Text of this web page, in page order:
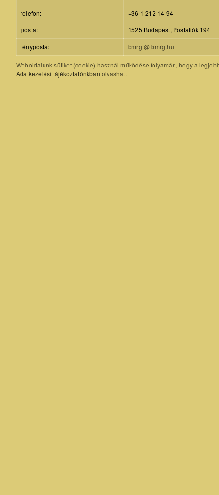
telefon:
+36 1 212 14 94
posta:
1525 Budapest, Postafiók 194
fényposta: bmrg @ bmrg.hu
Weboldalunk sütiket (cookie) használ működése folyamán, hogy a
Adatkezelési tájékoztatónkban olvashat.